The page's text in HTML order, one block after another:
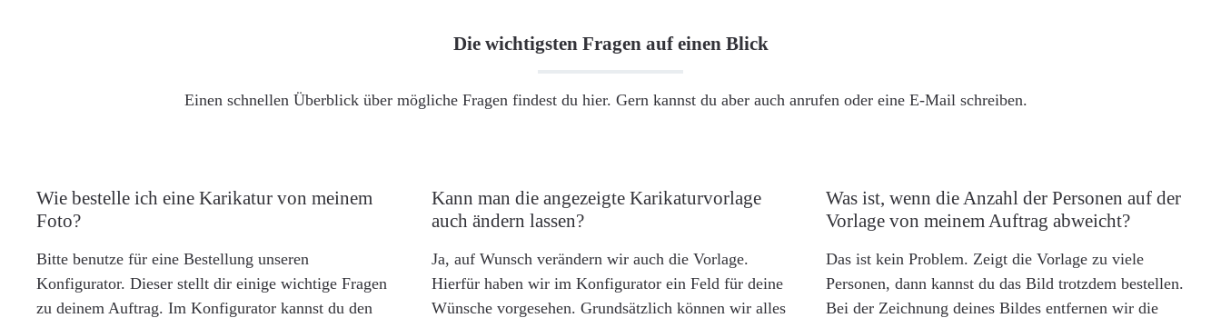
Die wichtigsten Fragen auf einen Blick
Einen schnellen Überblick über mögliche Fragen findest du hier. Gern kannst du aber auch anrufen oder eine E-Mail schreiben.
Wie bestelle ich eine Karikatur von meinem
Foto?
Bitte benutze für eine Bestellung unseren
Konfigurator. Dieser stellt dir einige wichtige Fragen
zu deinem Auftrag. Im Konfigurator kannst du den
Kann man die angezeigte Karikaturvorlage
auch ändern lassen?
Ja, auf Wunsch verändern wir auch die Vorlage.
Hierfür haben wir im Konfigurator ein Feld für deine
Wünsche vorgesehen. Grundsätzlich können wir alles
Was ist, wenn die Anzahl der Personen auf der
Vorlage von meinem Auftrag abweicht?
Das ist kein Problem. Zeigt die Vorlage zu viele
Personen, dann kannst du das Bild trotzdem bestellen.
Bei der Zeichnung deines Bildes entfernen wir die